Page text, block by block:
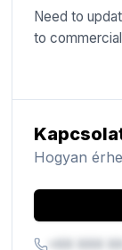
Need to
to
Hogyan